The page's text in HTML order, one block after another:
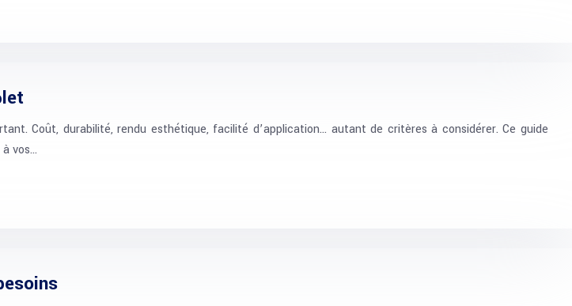
Coût, durabilité, rendu esthétique, facilité d’application… autant de critères à considérer. Ce guide
vos…